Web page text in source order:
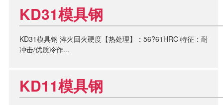
KD31模具钢
KD31模具钢 淬火回火硬度【热处理】：56?61HRC 特征：耐
冲击/优质冷作...
KD11模具钢